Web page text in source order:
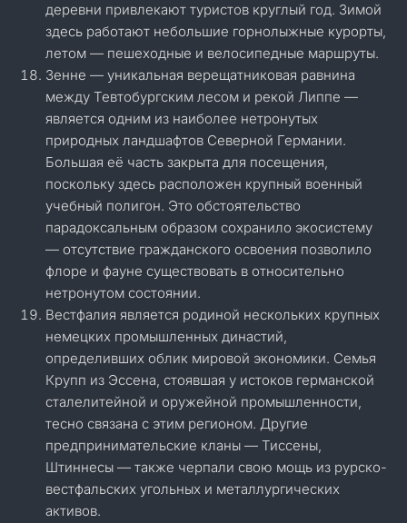
деревни привлекают туристов круглый год. Зимой
здесь работают небольшие горнолыжные курорты,
летом — пешеходные и велосипедные маршруты.
Зенне — уникальная верещатниковая равнина
между Тевтобургским лесом и рекой Липпе —
является одним из наиболее нетронутых
природных ландшафтов Северной Германии.
Большая её часть закрыта для посещения,
поскольку здесь расположен крупный военный
учебный полигон. Это обстоятельство
парадоксальным образом сохранило экосистему
— отсутствие гражданского освоения позволило
флоре и фауне существовать в относительно
нетронутом состоянии.
Вестфалия является родиной нескольких крупных
немецких промышленных династий,
определивших облик мировой экономики. Семья
Крупп из Эссена, стоявшая у истоков германской
сталелитейной и оружейной промышленности,
тесно связана с этим регионом. Другие
предпринимательские кланы — Тиссены,
Штиннесы — также черпали свою мощь из рурско-
вестфальских угольных и металлургических
активов.